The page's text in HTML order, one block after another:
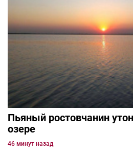
Пьяный ростовчанин
озере
46 минут назад